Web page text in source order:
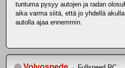
tuntuma pysyy autojen ja radan
aika varma siitä, että jo yhdellä
autolla ajaa ennemmin.